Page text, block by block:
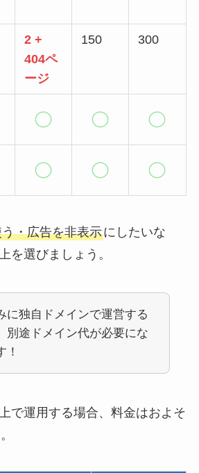
2 +
404ペ
ージ
150 300
・広告を非表示にしたいな
を選びましょう。
に独自ドメインで運営する
別途ドメイン代が必要にな
！
で運用する場合、料金はおよそ